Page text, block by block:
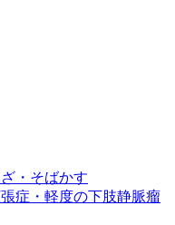
・そばかす
症・軽度の下肢静脈瘤